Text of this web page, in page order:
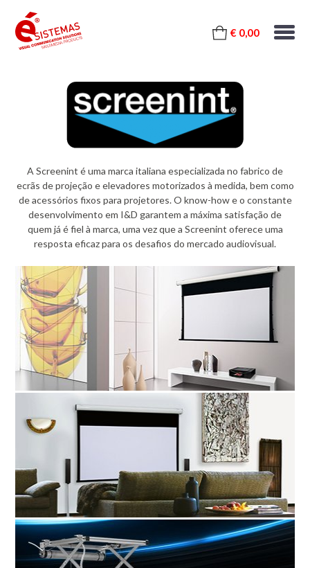
€ 0,00
A Screenint é uma marca italiana especializada no fabrico de
ecrãs de projeção e elevadores motorizados à medida, bem como
de acessórios fixos para projetores. O know-how e o constante
desenvolvimento em I&D garantem a máxima satisfação de
quem já é fiel à marca, uma vez que a Screenint oferece uma
resposta eficaz para os desafios do mercado audiovisual.